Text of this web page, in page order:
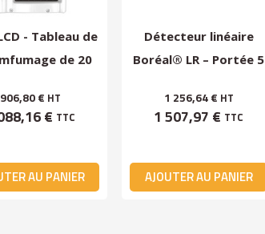
- Tableau de
de 20
906,80 € HT
€ TTC
AU PANIER
Détecteur linéaire
Boréal® LR – Portée 5
1 256,64 € HT
1 507,97 € TTC
AJOUTER AU PANIER